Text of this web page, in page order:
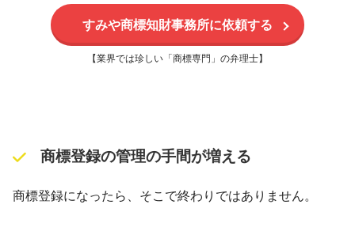
すみや商標知財事務所に依頼する
【業界では珍しい「商標専門」の弁理士】
商標登録の管理の手間が増える
商標登録になったら、そこで終わりではありません。